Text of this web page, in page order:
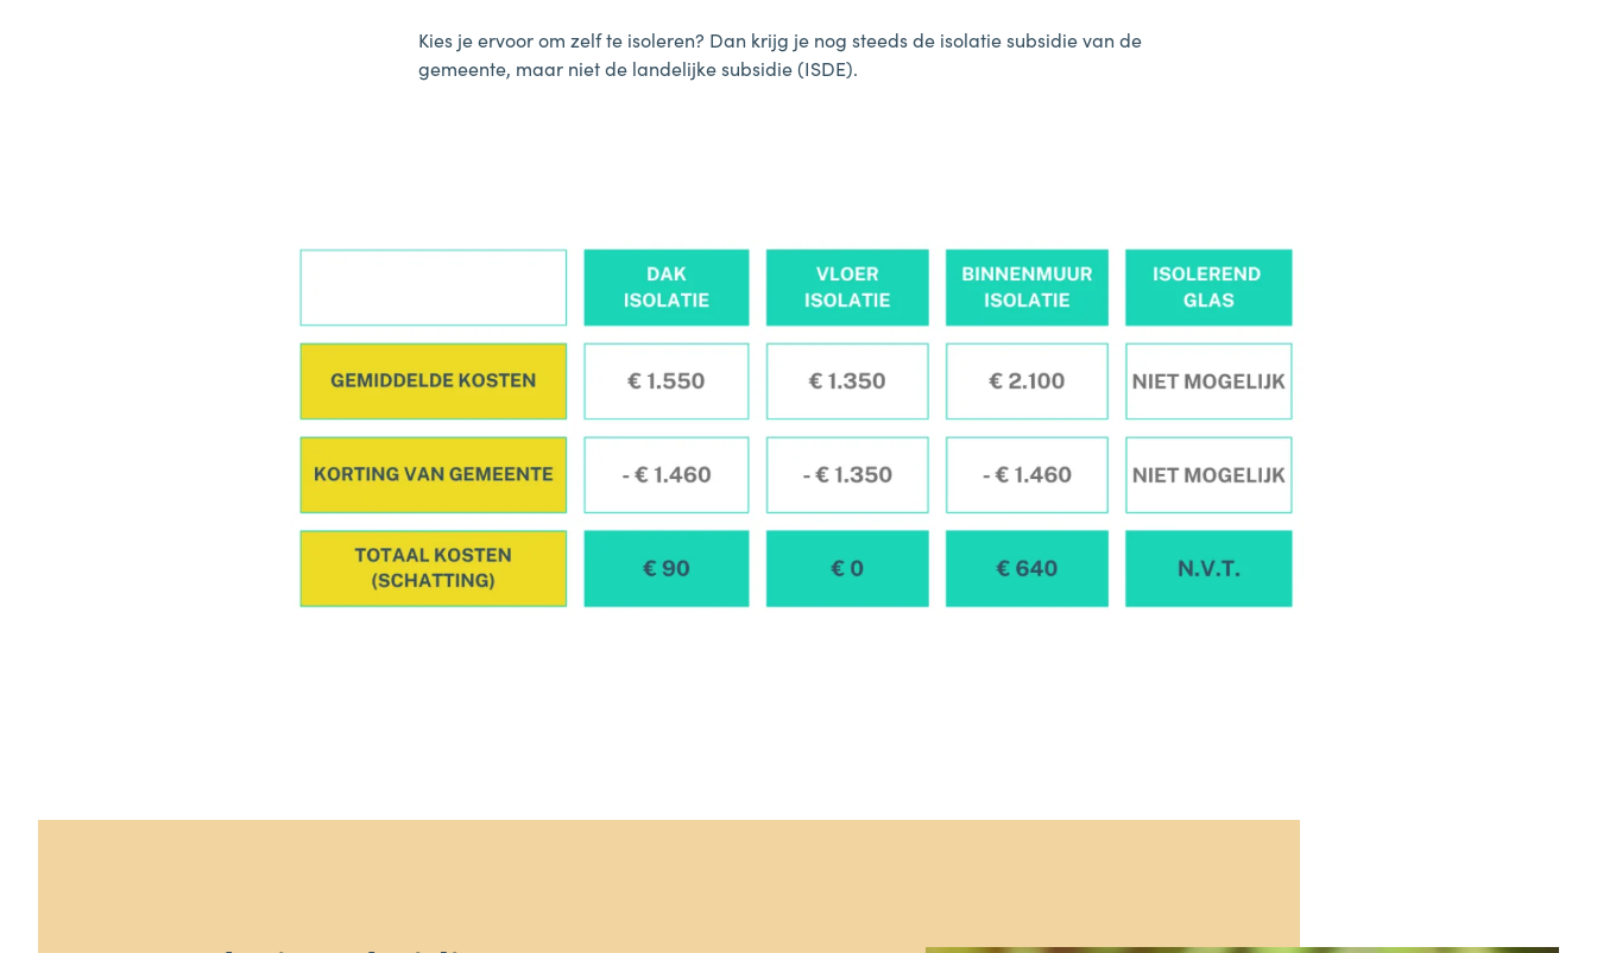
Kies je ervoor om zelf te isoleren? Dan krijg je nog steeds de isolatie subsidie van de
gemeente, maar niet de landelijke subsidie (ISDE).